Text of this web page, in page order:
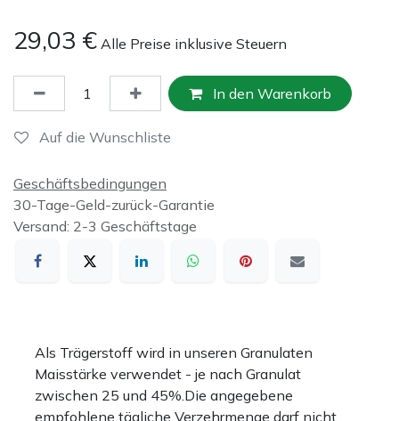
29,03 € Alle Preise inklusive Steuern
In den Warenkorb
Auf die Wunschliste
Geschäftsbedingungen
30-Tage-Geld-zurück-Garantie
Versand: 2-3 Geschäftstage
Als Trägerstoff wird in unseren Granulaten
Maisstärke verwendet - je nach Granulat
zwischen 25 und 45%.Die angegebene
empfohlene tägliche Verzehrmenge darf nicht